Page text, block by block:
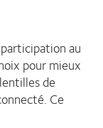
au
pour mieux
de
Ce